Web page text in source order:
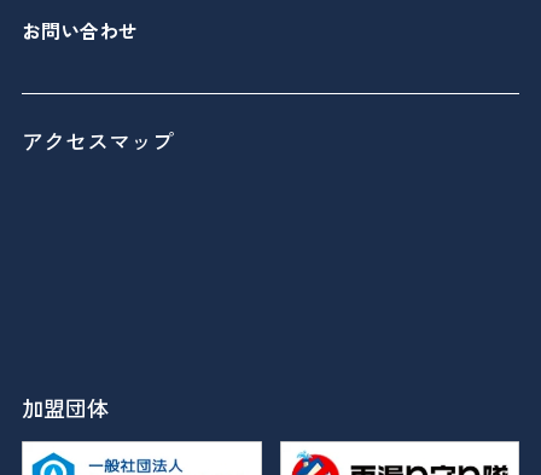
お問い合わせ
アクセスマップ
加盟団体